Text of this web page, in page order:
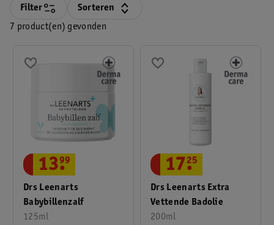
7 product(en) gevonden
Filter Sorteren
Drs Leenarts
Babybillenzalf
125ml
13.
99
Drs Leenarts Extra
Vettende Badolie
200ml
17.
25